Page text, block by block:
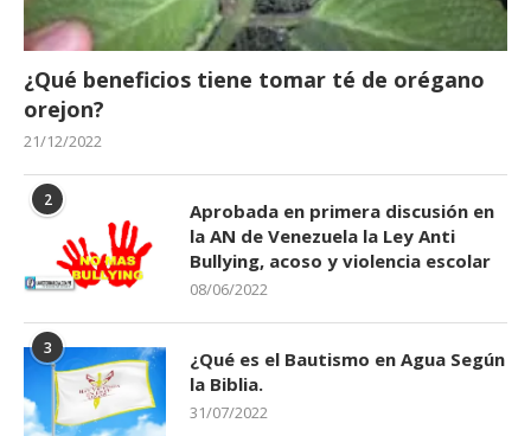
¿Qué beneficios tiene tomar té de orégano
orejon?
21/12/2022
2
Aprobada en primera discusión en
la AN de Venezuela la Ley Anti
Bullying, acoso y violencia escolar
08/06/2022
3
¿Qué es el Bautismo en Agua Según
la Biblia.
31/07/2022